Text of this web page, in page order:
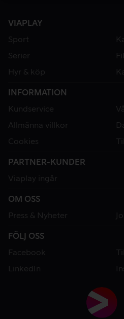
VIAPLAY
Sport
Serier
Hyr & köp
INFORMATION
Kundservice
Allmänna villkor
Cookies
PARTNER-KUNDER
Viaplay ingår
OM OSS
Press & Nyheter
FÖLJ OSS
Facebook
LinkedIn